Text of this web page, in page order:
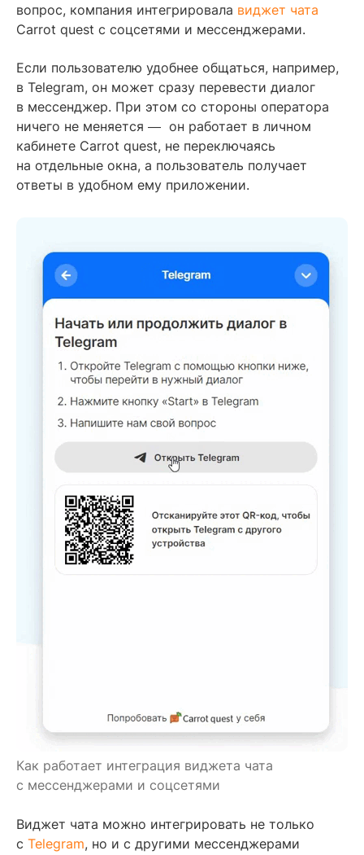
вопрос, компания интегрировала виджет чата
Carrot quest с соцсетями и мессенджерами.
Если пользователю удобнее общаться, например,
в Telegram, он может сразу перевести диалог
в мессенджер. При этом со стороны оператора
ничего не меняется ― он работает в личном
кабинете Carrot quest, не переключаясь
на отдельные окна, а пользователь получает
ответы в удобном ему приложении.
Как работает интеграция виджета чата
с мессенджерами и соцсетями
Виджет чата можно интегрировать не только
с Telegram, но и с другими мессенджерами